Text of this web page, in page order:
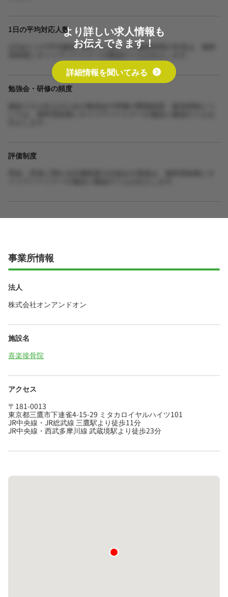
1日の平均対応人数
1日あたりの平均施術人数や1人あたりの施術時間の目安は、無料
勉強会・研修の頻度
評価制度
より詳しい求人情報も
お伝えできます！
詳細情報を聞いてみる
事業所情報
法人
株式会社オンアンドオン
施設名
喜楽接骨院
アクセス
〒181-0013
東京都三鷹市下連雀4-15-29 ミタカロイヤルハイツ101
JR中央線・JR総武線 三鷹駅より徒歩11分
JR中央線・西武多摩川線 武蔵境駅より徒歩23分